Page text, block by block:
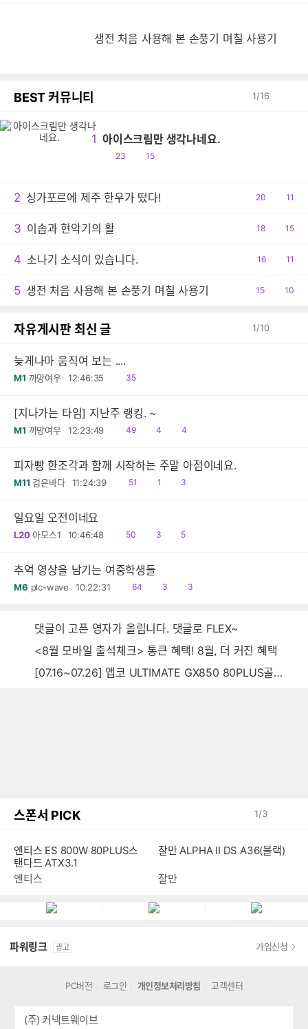
생전 처음 사용해 본 손풍기 며칠 사용기
BEST 커뮤니티 1/16
1 아이스크림만 생각나네요.
공
23
댓
15
2 싱가포르에 제주 한우가 떴다!
공
20
댓
11
3 이솝과 현악기의 활
공
18
댓
15
4 소나기 소식이 있습니다.
공
16
댓
11
5 생전 처음 사용해 본 손풍기 며칠 사용기
공
15
댓
10
자유게시판 최신 글 1/10
늦게나마 움직여 보는 ....
M1 까망여우 12:46:35
읽
35
[지나가는 타임] 지난주 랭킹. ~
M1 까망여우 12:23:49
읽
49
공
4
댓
4
피자빵 한조각과 함께 시작하는 주말 아점이네요.
M11 검은바다 11:24:39
읽
51
공1
댓
3
일요일 오전이네요
L20 아모스1 10:46:48
읽
50
공
3
댓
5
추억 영상을 남기는 여중학생들
M6 plc-wave 10:22:31
읽
64
공
3
댓
3
댓글이 고픈 영자가 올립니다. 댓글로 FLEX~
<8월 모바일 출석체크> 통큰 혜택! 8월, 더 커진 혜택
[07.16~07.26] 앱코 ULTIMATE GX850 80PLUS골드 풀모듈러 ATX3.0 블랙
스폰서 PICK 1/3
엔티스 ES 800W 80PLUS스
탠다드 ATX3.1
엔티스
잘만 ALPHA II DS A36(블랙)
잘만
파워링크 광고 가입신청
PC버전 로그인 개인정보처리방침 고객센터
(주) 커넥트웨이브